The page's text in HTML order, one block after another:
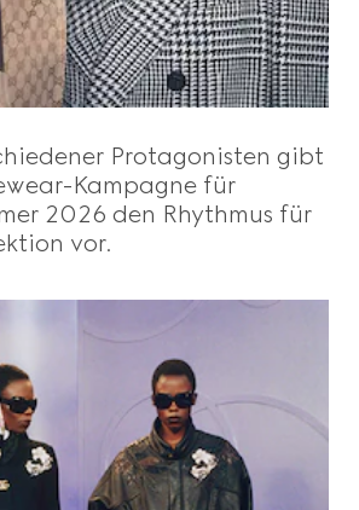
Protagonisten gibt
Kampagne für
2026 den Rhythmus für
vor.